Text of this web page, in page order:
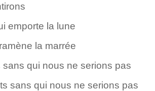
emporte la lune
la marrée
qui nous ne serions pas
sans qui nous ne serions pas